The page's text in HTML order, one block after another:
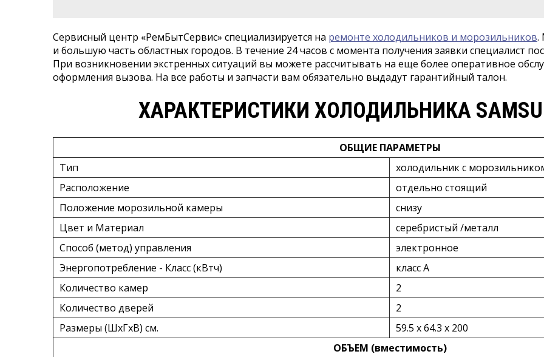
Сервисный центр «РемБытСервис» специализируется на ремонте холодильников и морозильников.
и большую часть областных городов. В течение 24 часов с момента получения заявки специалист
При возникновении экстренных ситуаций вы можете рассчитывать на еще более оперативное
оформления вызова. На все работы и запчасти вам обязательно выдадут гарантийный талон.
ХАРАКТЕРИСТИКИ ХОЛОДИЛЬНИКА
ОБЩИЕ ПАРАМЕТРЫ
Тип
холодильник с
Расположение
отдельно стоящий
Положение морозильной камеры
снизу
Цвет и Материал
серебристый /металл
Способ (метод) управления
электронное
Энергопотребление - Класс (кВтч)
класс A
Количество камер
2
Количество дверей
2
Размеры (ШxГxВ) см.
59.5 x 64.3 x 200
ОБЪЕМ (вместимость)